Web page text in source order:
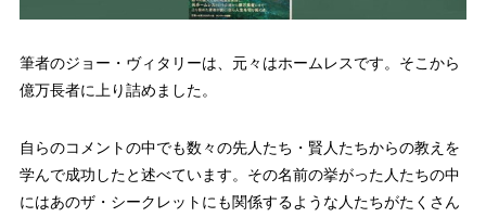
筆者のジョー・ヴィタリーは、元々はホームレスです。そこから
億万長者に上り詰めました。
自らのコメントの中でも数々の先人たち・賢人たちからの教えを
学んで成功したと述べています。その名前の挙がった人たちの中
にはあのザ・シークレットにも関係するような人たちがたくさん